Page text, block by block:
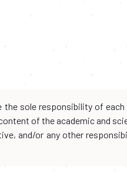
sole responsibility of
of the academic and
and/or any other